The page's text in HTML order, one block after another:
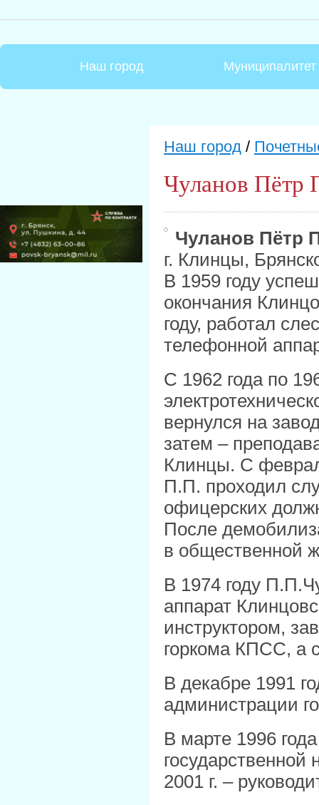
Наш город Муниципалитет
Наш город /
Чуланов Пётр
Чуланов Пётр
г. Клинцы,
В 1959 году
окончания
году, работал
телефонной
С 1962 года по
вернулся на
затем –
Клинцы. С
П.П. проходил
офицерских
После
в общественной
В 1974 году
аппарат
инструктором,
горкома КПСС, а
В декабре 1991
администрации
В марте 1996
государственной
2001 г. –